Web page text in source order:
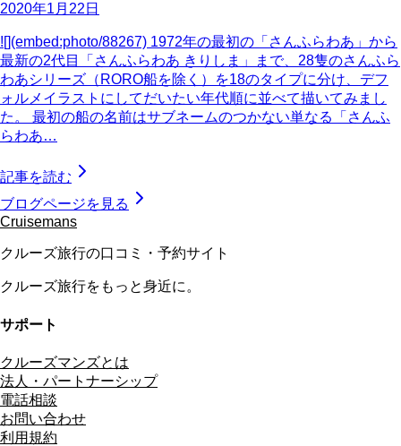
2020年1月22日
![](embed:photo/88267) 1972年の最初の「さんふらわあ」から
最新の2代目「さんふらわあ きりしま」まで、28隻のさんふら
わあシリーズ（RORO船を除く）を18のタイプに分け、デフ
ォルメイラストにしてだいたい年代順に並べて描いてみまし
た。 最初の船の名前はサブネームのつかない単なる「さんふ
らわあ…
記事を読む
ブログページを見る
Cruisemans
クルーズ旅行の口コミ・予約サイト
クルーズ旅行をもっと身近に。
サポート
クルーズマンズとは
法人・パートナーシップ
電話相談
お問い合わせ
利用規約